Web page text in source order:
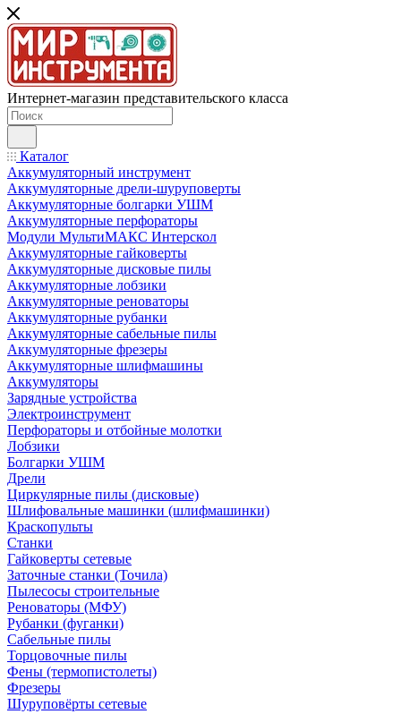
Интернет-магазин представительского класса
Каталог
Аккумуляторный инструмент
Аккумуляторные дрели-шуруповерты
Аккумуляторные болгарки УШМ
Аккумуляторные перфораторы
Модули МультиМАКС Интерскол
Аккумуляторные гайковерты
Аккумуляторные дисковые пилы
Аккумуляторные лобзики
Аккумуляторные реноваторы
Аккумуляторные рубанки
Аккумуляторные сабельные пилы
Аккумуляторные фрезеры
Аккумуляторные шлифмашины
Аккумуляторы
Зарядные устройства
Электроинструмент
Перфораторы и отбойные молотки
Лобзики
Болгарки УШМ
Дрели
Циркулярные пилы (дисковые)
Шлифовальные машинки (шлифмашинки)
Краскопульты
Станки
Гайковерты сетевые
Заточные станки (Точила)
Пылесосы строительные
Реноваторы (МФУ)
Рубанки (фуганки)
Сабельные пилы
Торцовочные пилы
Фены (термопистолеты)
Фрезеры
Шуруповёрты сетевые